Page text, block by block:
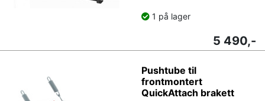
1 på lager
5 490,-
Pushtube til
frontmontert
QuickAttach brakett